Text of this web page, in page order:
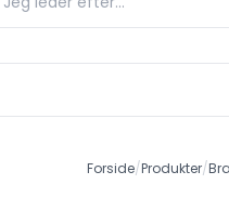
Forside/Produkter/